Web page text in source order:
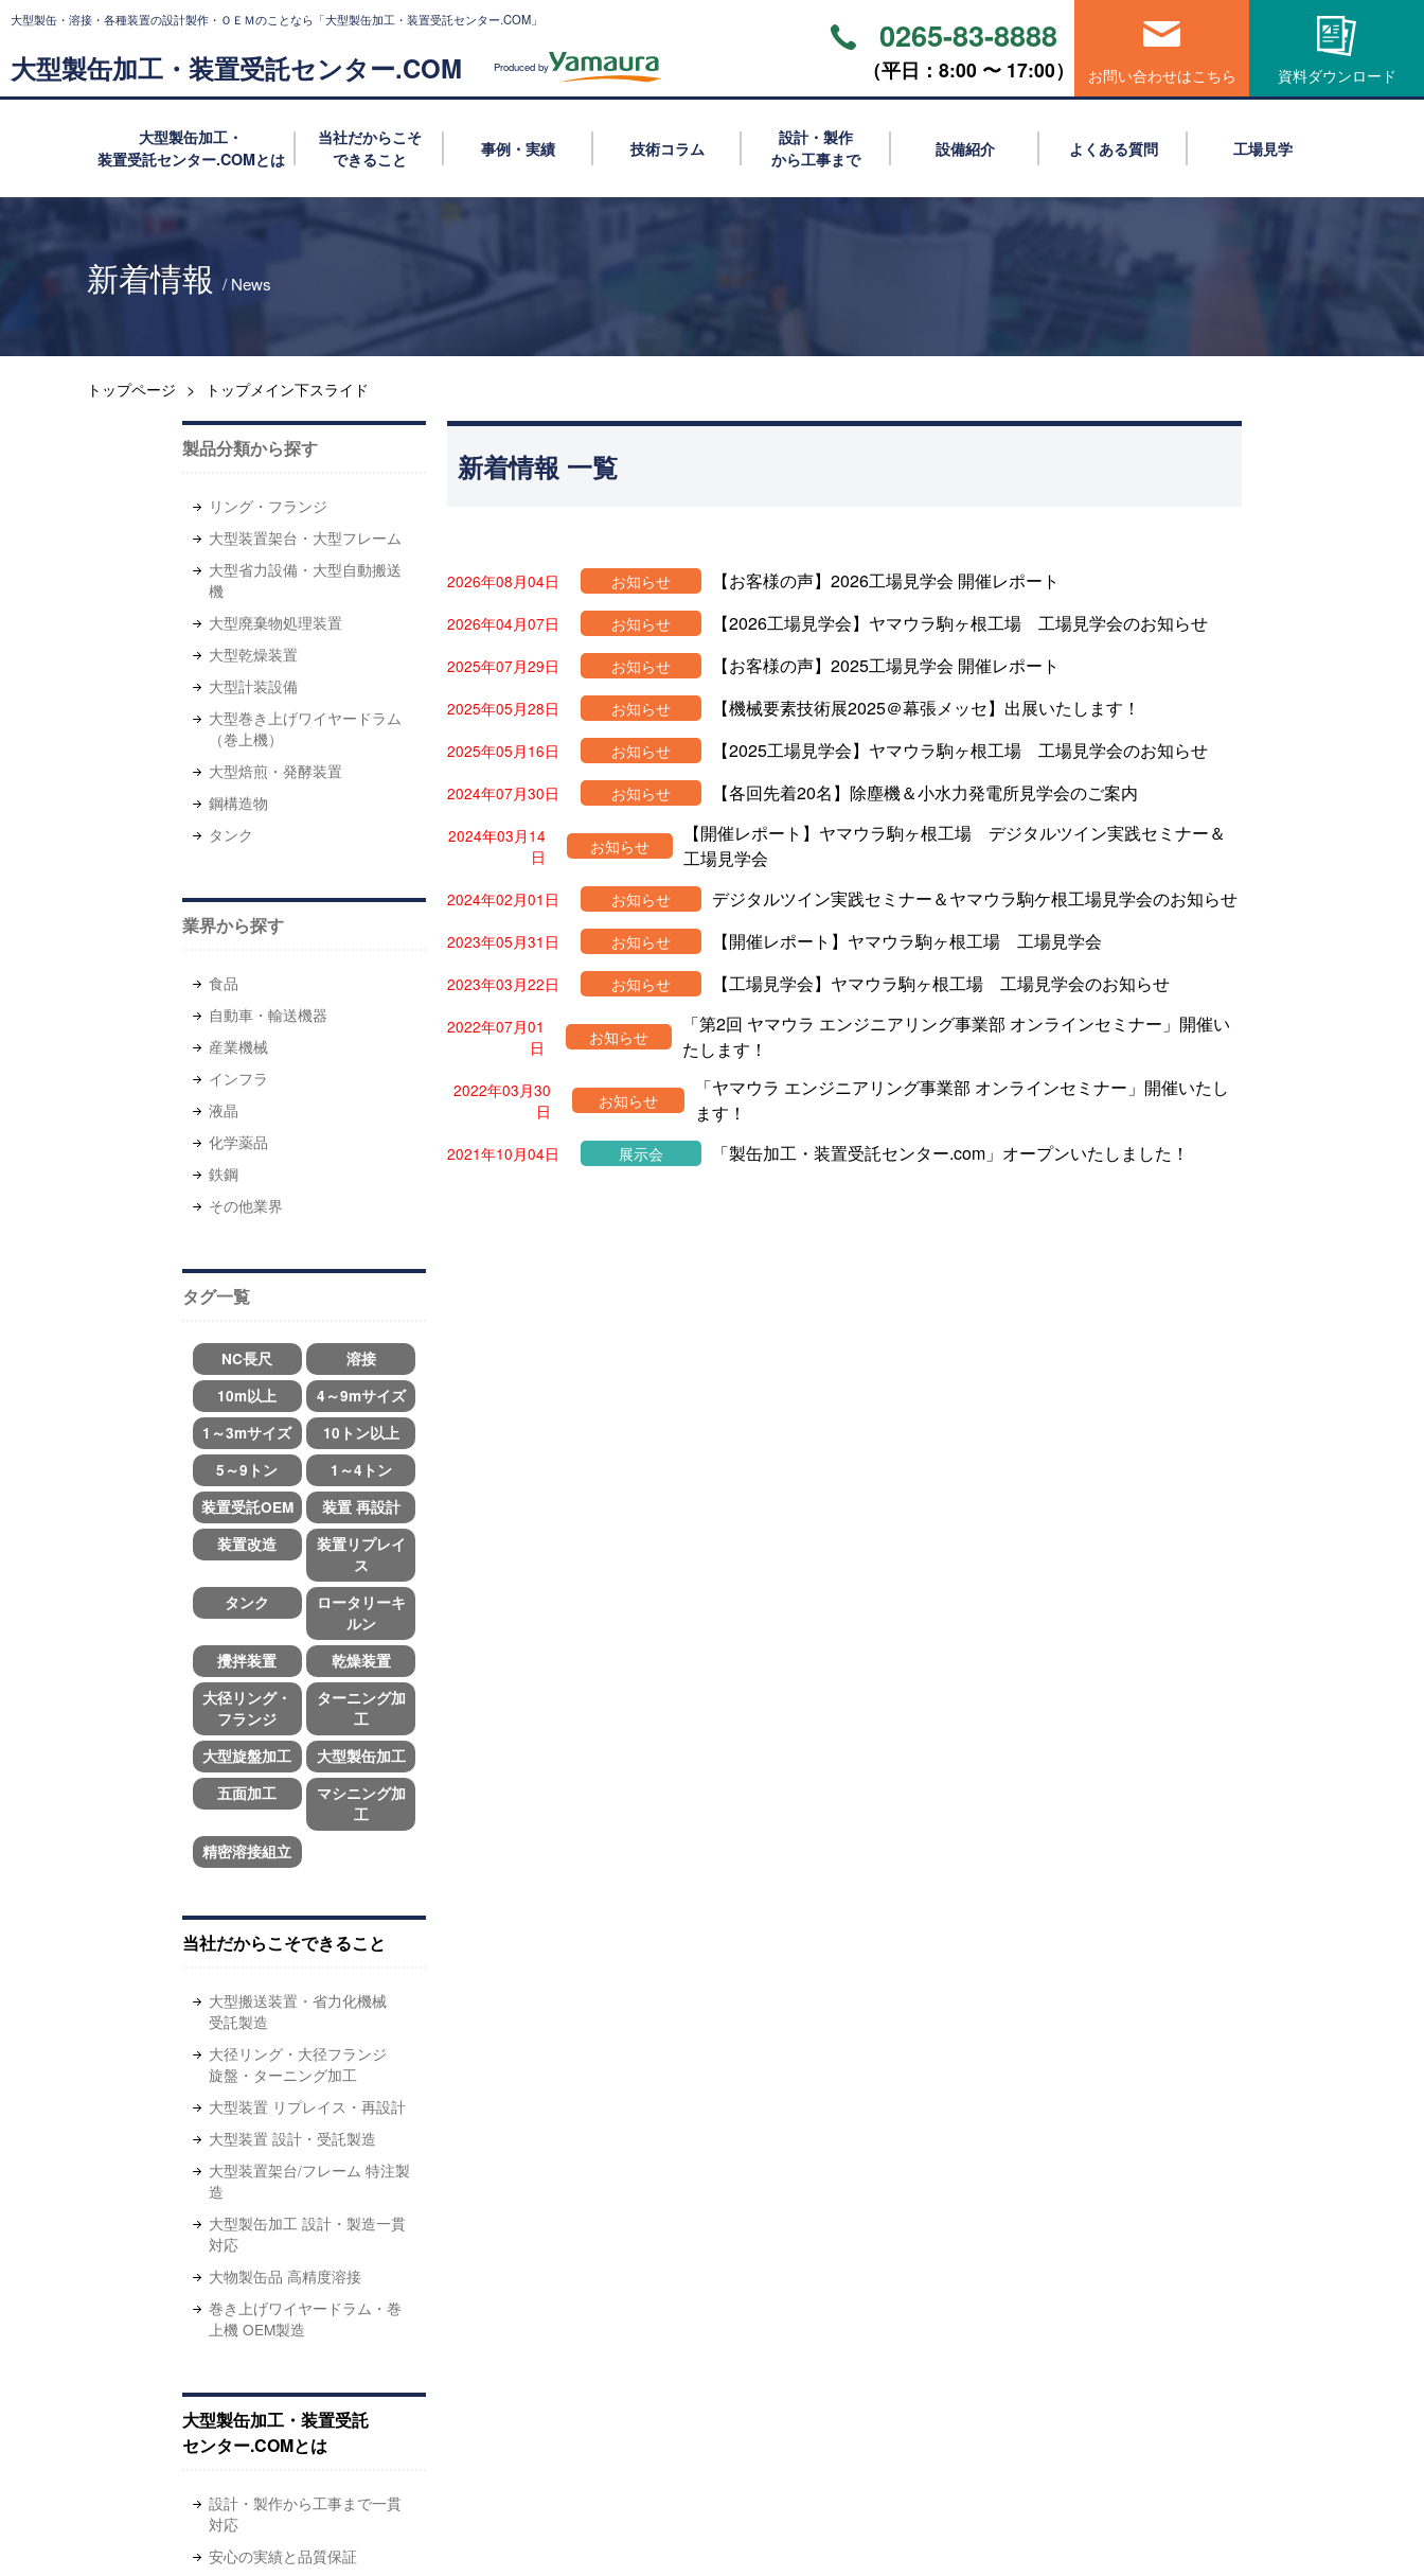
⼤型製⽸・溶接・各種装置の設計製作・ＯＥＭのことなら 「大型製缶加工・装置受託センター.COM」
大型製缶加工・装置受託センター.COM Produced by
0265-83-8888
（平⽇：8:00 〜 17:00） お問い合わせはこちら 資料ダウンロード
大型製缶加工・
装置受託センター.COMとは
当社だからこそ
できること
事例・実績 技術コラム
設計・製作
から工事まで
設備紹介 よくある質問 工場見学
新着情報 / News
トップページ トップメイン下スライド
製品分類から探す
リング・フランジ
大型装置架台・大型フレーム
大型省力設備・大型自動搬送
機
大型廃棄物処理装置
大型乾燥装置
大型計装設備
大型巻き上げワイヤードラム
（巻上機）
大型焙煎・発酵装置
鋼構造物
タンク
業界から探す
⾷品
自動車・輸送機器
産業機械
インフラ
液晶
化学薬品
鉄鋼
その他業界
タグ一覧
NC長尺
溶接
10m以上
4～9mサイズ
1～3mサイズ
10トン以上
5～9トン
1～4トン
装置受託OEM
装置 再設計
装置改造
装置リプレイ
ス
タンク
ロータリーキ
ルン
攪拌装置
乾燥装置
大径リング・
フランジ
ターニング加
工
大型旋盤加工
大型製缶加工
五面加工
マシニング加
工
精密溶接組立
当社だからこそできること
大型搬送装置・省力化機械
受託製造
大径リング・大径フランジ
旋盤・ターニング加工
大型装置 リプレイス・再設計
大型装置 設計・受託製造
大型装置架台/フレーム 特注製
造
大型製缶加工 設計・製造一貫
対応
大物製缶品 高精度溶接
巻き上げワイヤードラム・巻
上機 OEM製造
大型製缶加工・装置受託
センター.COMとは
設計・製作から工事まで一貫
対応
安心の実績と品質保証
新着情報 一覧
2026年08月04日 お知らせ 【お客様の声】2026工場見学会 開催レポート
2026年04月07日 お知らせ 【2026工場見学会】ヤマウラ駒ヶ根工場 工場見学会のお知らせ
2025年07月29日 お知らせ 【お客様の声】2025工場見学会 開催レポート
2025年05月28日 お知らせ 【機械要素技術展2025＠幕張メッセ】出展いたします！
2025年05月16日 お知らせ 【2025工場見学会】ヤマウラ駒ヶ根工場 工場見学会のお知らせ
2024年07月30日 お知らせ 【各回先着20名】除塵機＆小水力発電所見学会のご案内
2024年03月14
日
お知らせ
【開催レポート】ヤマウラ駒ヶ根工場 デジタルツイン実践セミナー＆
工場見学会
2024年02月01日 お知らせ デジタルツイン実践セミナー＆ヤマウラ駒ケ根工場見学会のお知らせ
2023年05月31日 お知らせ 【開催レポート】ヤマウラ駒ヶ根工場 工場見学会
2023年03月22日 お知らせ 【工場見学会】ヤマウラ駒ヶ根工場 工場見学会のお知らせ
2022年07月01
日
お知らせ
「第2回 ヤマウラ エンジニアリング事業部 オンラインセミナー」開催い
たします！
2022年03月30
日
お知らせ
「ヤマウラ エンジニアリング事業部 オンラインセミナー」開催いたし
ます！
2021年10月04日 展示会 「製缶加工・装置受託センター.com」オープンいたしました！